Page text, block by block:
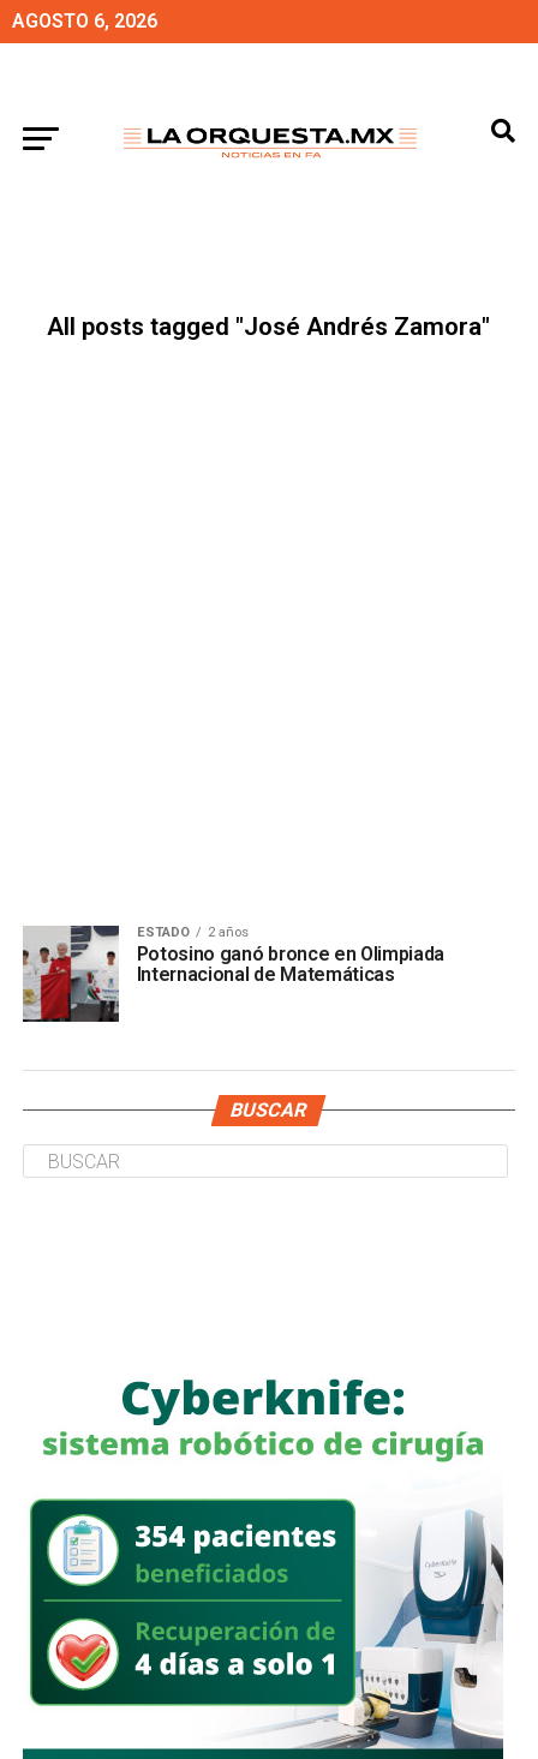
AGOSTO 6, 2026
All posts tagged "José Andrés Zamora"
ESTADO 2 años
Potosino ganó bronce en Olimpiada
Internacional de Matemáticas
BUSCAR